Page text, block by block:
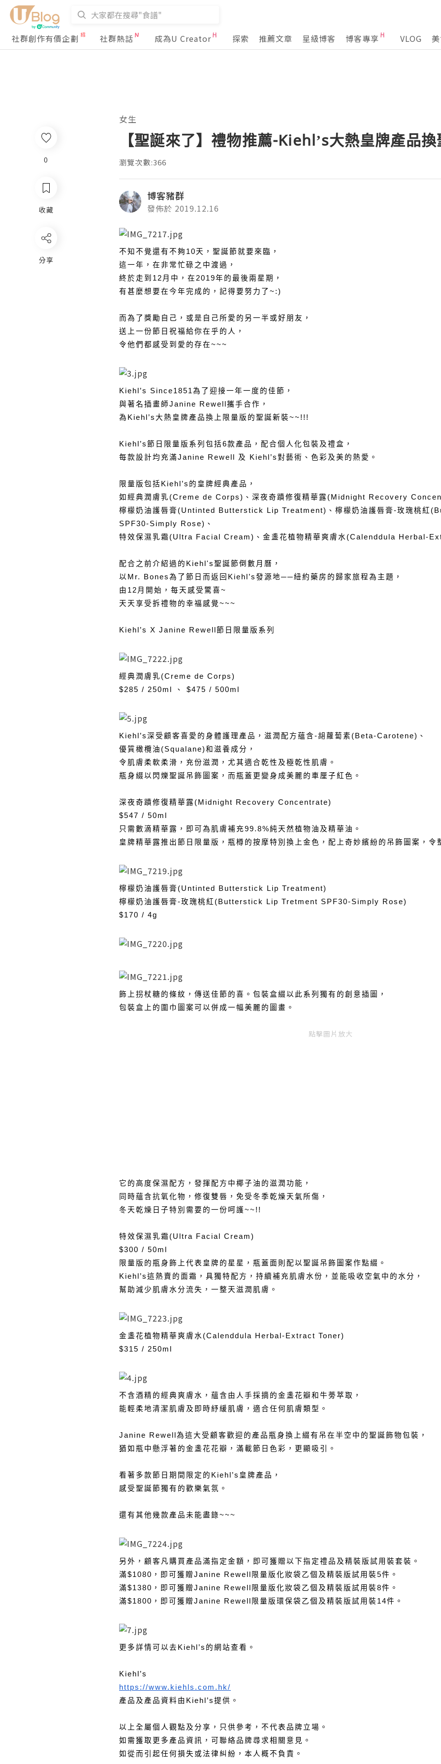
社群創作有價企劃
社群熱話 成為U Creator 探索 推薦文章 星級博客 博客專享 VLOG
0
收藏
分享
女生
【聖誕來了】禮物推薦-Kiehl’s大熱皇牌產品
瀏覽次數:366
博客豬群
發佈於 2019.12.16
不知不覺還有不夠10天，聖誕節就要來臨，
這一年，在非常忙碌之中渡過，
終於走到12月中，在2019年的最後兩星期，
有甚麼想要在今年完成的，記得要努力了~:)
而為了獎勵自己，或是自己所愛的另一半或好朋友，
送上一份節日祝福給你在乎的人，
令他們都感受到愛的存在~~~
Kiehl’s Since1851為了迎接一年一度的佳節，
與著名插畫師Janine Rewell攜手合作，
為Kiehl’s大熱皇牌產品換上限量版的聖誕新裝~~!!!
Kiehl’s節日限量版系列包括6款產品，配合個人化包裝及禮盒，
每款設計均充滿Janine Rewell 及 Kiehl’s對藝術、色彩及美的熱愛。
限量版包括Kiehl’s的皇牌經典產品，
如經典潤膚乳(Creme de Corps)、深夜奇蹟修復精華露(Midnight Recovery
檸檬奶油護唇膏(Untinted Butterstick Lip Treatment)、檸檬奶油護唇膏-玫瑰桃紅
SPF30-Simply Rose)、
特效保濕乳霜(Ultra Facial Cream)、金盞花植物精華爽膚水(Calenddula Herbal-
配合之前介紹過的Kiehl's聖誕節倒數月曆，
以Mr. Bones為了節日而返回Kiehl’s發源地──紐約藥房的歸家旅程為主題，
由12月開始，每天感受驚喜~
天天享受拆禮物的幸福感覺~~~
Kiehl’s X Janine Rewell節日限量版系列
經典潤膚乳(Creme de Corps)
$285 / 250ml 、 $475 / 500ml
Kiehl’s深受顧客喜愛的身體護理產品，滋潤配方蘊含-胡蘿蔔素(Beta-Carotene)、
優質橄欖油(Squalane)和滋養成分，
令肌膚柔軟柔滑，充份滋潤，尤其適合乾性及極乾性肌膚。
瓶身綴以閃爍聖誕吊飾圖案，而瓶蓋更變身成美麗的車厘子紅色。
深夜奇蹟修復精華露(Midnight Recovery Concentrate)
$547 / 50ml
只需數滴精華露，即可為肌膚補充99.8%純天然植物油及精華油。
皇牌精華露推出節日限量版，瓶樽的按摩特別換上金色，配上奇妙繽紛的吊飾圖案，令
檸檬奶油護唇膏(Untinted Butterstick Lip Treatment)
檸檬奶油護唇膏-玫瑰桃紅(Butterstick Lip Tretment SPF30-Simply Rose)
$170 / 4g
飾上拐杖糖的條紋，傳送佳節的喜。包裝盒綴以此系列獨有的創意插圖，
包裝盒上的圍巾圖案可以併成一幅美麗的圖畫。
點擊圖片放大
它的高度保濕配方，發揮配方中椰子油的滋潤功能，
同時蘊含抗氧化物，修復雙唇，免受冬季乾燥天氣所傷，
冬天乾燥日子特別需要的一份呵護~~!!
特效保濕乳霜(Ultra Facial Cream)
$300 / 50ml
限量版的瓶身飾上代表皇牌的星星，瓶蓋面則配以聖誕吊飾圖案作點綴。
Kiehl’s這熱賣的面霜，具獨特配方，持續補充肌膚水份，並能吸收空氣中的水分，
幫助減少肌膚水分流失，一整天滋潤肌膚。
金盞花植物精華爽膚水(Calenddula Herbal-Extract Toner)
$315 / 250ml
不含酒精的經典爽膚水，蘊含由人手採摘的金盞花瓣和牛蒡萃取，
能輕柔地清潔肌膚及即時紓緩肌膚，適合任何肌膚類型。
Janine Rewell為這大受顧客歡迎的產品瓶身換上綴有吊在半空中的聖誕飾物包裝，
猶如瓶中懸浮著的金盞花花瓣，滿載節日色彩，更顯吸引。
看著多款節日期間限定的Kiehl’s皇牌產品，
感受聖誕節獨有的歡樂氣氛。
還有其他幾款產品未能盡錄~~~
另外，顧客凡購買產品滿指定金額，即可獲贈以下指定禮品及精裝版試用裝套裝。
滿$1080，即可獲贈Janine Rewell限量版化妝袋乙個及精裝版試用裝5件。
滿$1380，即可獲贈Janine Rewell限量版化妝袋乙個及精裝版試用裝8件。
滿$1800，即可獲贈Janine Rewell限量版環保袋乙個及精裝版試用裝14件。
更多詳情可以去Kiehl’s的網站查看。
Kiehl’s
https://www.kiehls.com.hk/
產品及產品資料由Kiehl’s提供。
以上全屬個人觀點及分享，只供參考，不代表品牌立場。
如需獲取更多產品資訊，可聯絡品牌尋求相關意見。
如從而引起任何損失或法律糾紛，本人概不負責。